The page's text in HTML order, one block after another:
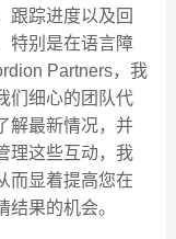
跟踪进度以及回
特别是在语言障
Partners，我
们细心的团队代
解最新情况，并
理这些互动，我
而显着提高您在
果的机会。